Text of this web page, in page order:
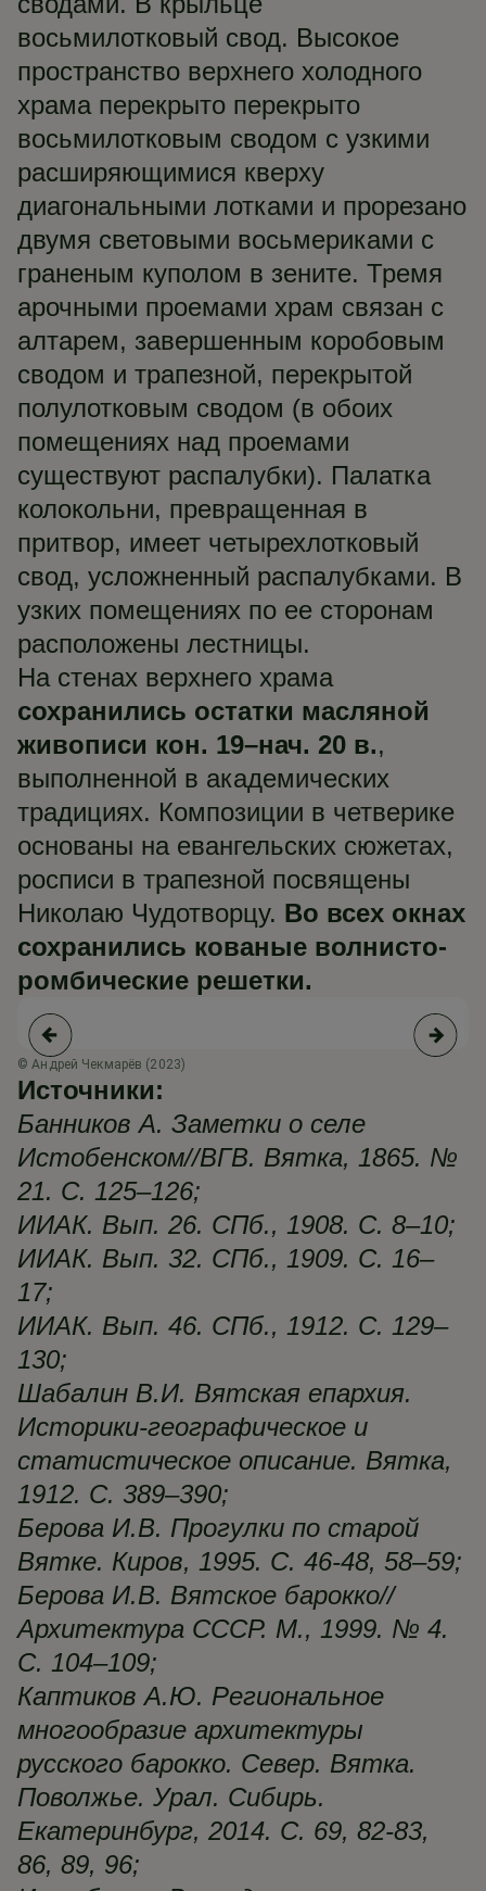
восьмилотковый свод. Высокое
пространство верхнего холодного
храма перекрыто перекрыто
восьмилотковым сводом с узкими
расширяющимися кверху
диагональными лотками и прорезано
двумя световыми восьмериками с
граненым куполом в зените. Тремя
арочными проемами храм связан с
алтарем, завершенным коробовым
сводом и трапезной, перекрытой
полулотковым сводом (в обоих
помещениях над проемами
существуют распалубки). Палатка
колокольни, превращенная в
притвор, имеет четырехлотковый
свод, усложненный распалубками. В
узких помещениях по ее сторонам
расположены лестницы.
На стенах верхнего храма
сохранились остатки масляной
живописи кон. 19–нач. 20 в.,
выполненной в академических
традициях. Композиции в четверике
основаны на евангельских сюжетах,
росписи в трапезной посвящены
Николаю Чудотворцу. Во всех окнах
сохранились кованые волнисто-
ромбические решетки.
© Андрей Чекмарёв (2023)
Источники:
Банников А. Заметки о селе
Истобенском//ВГВ. Вятка, 1865. №
21. С. 125–126;
ИИАК. Вып. 26. СПб., 1908. С. 8–10;
ИИАК. Вып. 32. СПб., 1909. С. 16–
17;
ИИАК. Вып. 46. СПб., 1912. С. 129–
130;
Шабалин В.И. Вятская епархия.
Историки-географическое и
статистическое описание. Вятка,
1912. С. 389–390;
Берова И.В. Прогулки по старой
Вятке. Киров, 1995. С. 46-48, 58–59;
Берова И.В. Вятское барокко//
Архитектура СССР. М., 1999. № 4.
С. 104–109;
Каптиков А.Ю. Региональное
многообразие архитектуры
русского барокко. Север. Вятка.
Поволжье. Урал. Сибирь.
Екатеринбург, 2014. С. 69, 82-83,
86, 89, 96;